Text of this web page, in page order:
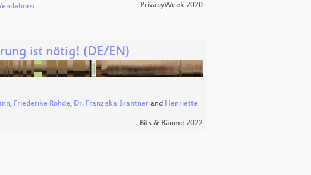
PrivacyWeek 2020
ist nötig! (DE/EN)
, Friederike Rohde, Dr. Franziska Brantner and Henriette
Bits & Bäume 2022